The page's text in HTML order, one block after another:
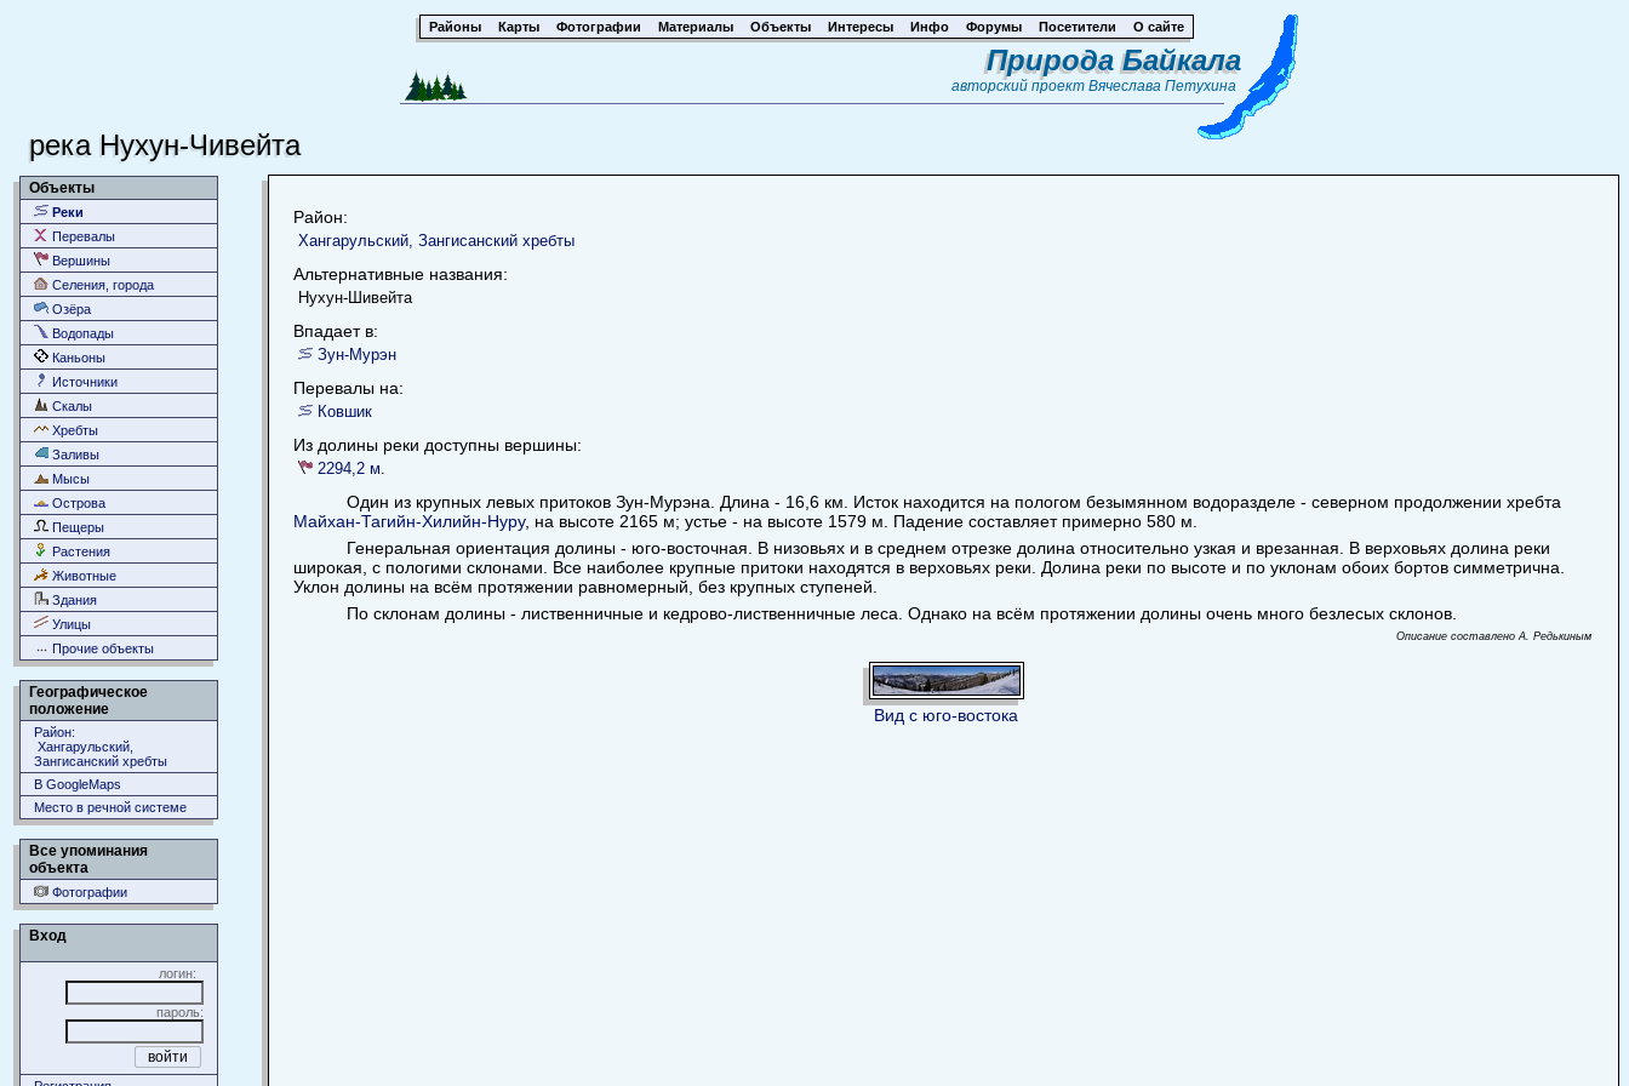
Районы Карты Фотографии Материалы Объекты Интересы Инфо Форумы Посетители О сайте
Природа Байкала
авторский проект Вячеслава Петухина
река Нухун-Чивейта
Объекты
Реки
Перевалы
Вершины
Селения, города
Озёра
Водопады
Каньоны
Источники
Скалы
Хребты
Заливы
Мысы
Острова
Пещеры
Растения
Животные
Здания
Улицы
Прочие объекты
Географическое
положение
Район:
Хангарульский,
Зангисанский хребты
В GoogleMaps
Место в речной системе
Все упоминания
объекта
Фотографии
Вход
логин:
пароль:
Район:
Хангарульский, Зангисанский хребты
Альтернативные названия:
Нухун-Шивейта
Впадает в:
Зун-Мурэн
Перевалы на:
Ковшик
Из долины реки доступны вершины:
2294,2 м.
Один из крупных левых притоков Зун-Мурэна. Длина - 16,6 км. Исток находится на пологом безымянном водоразделе - северном продолжении хребта
Майхан-Тагийн-Хилийн-Нуру, на высоте 2165 м; устье - на высоте 1579 м. Падение составляет примерно 580 м.
Генеральная ориентация долины - юго-восточная. В низовьях и в среднем отрезке долина относительно узкая и врезанная. В верховьях долина реки
широкая, с пологими склонами. Все наиболее крупные притоки находятся в верховьях реки. Долина реки по высоте и по уклонам обоих бортов симметрична.
Уклон долины на всём протяжении равномерный, без крупных ступеней.
По склонам долины - лиственничные и кедрово-лиственничные леса. Однако на всём протяжении долины очень много безлесых склонов.
Описание составлено А. Редькиным
Вид с юго-востока